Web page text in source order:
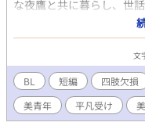
特徴を持つ受けが登場し
みがあります(ほぐし合
で風味です。 ※タイトル
てあります。順次全話
アリ、＋の場合は軽い絡
な夜鷹と共に暮らし、世
夜鷹の世話をするのは決
人との生活。鬱系BL。 ※
文
BL 短編 四肢欠損
美青年
平凡受け